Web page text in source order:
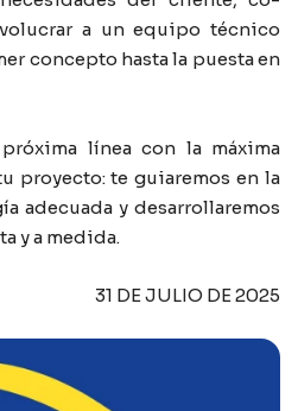
a un equipo técnico
concepto hasta la puesta en
línea con la máxima
proyecto: te guiaremos en la
adecuada y desarrollaremos
y a medida.
31 DE JULIO DE 2025